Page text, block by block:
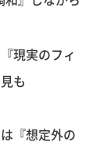
現実のフィ
も
『想定外の